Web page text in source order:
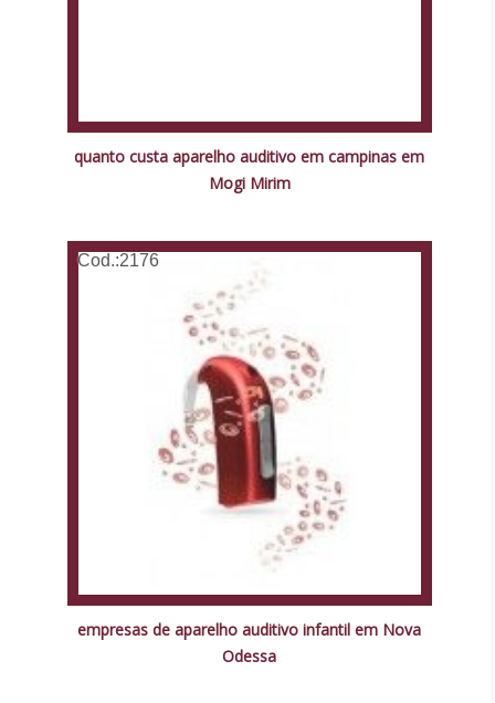
quanto custa aparelho auditivo em campinas em
Mogi Mirim
Cod.:2176
empresas de aparelho auditivo infantil em Nova
Odessa